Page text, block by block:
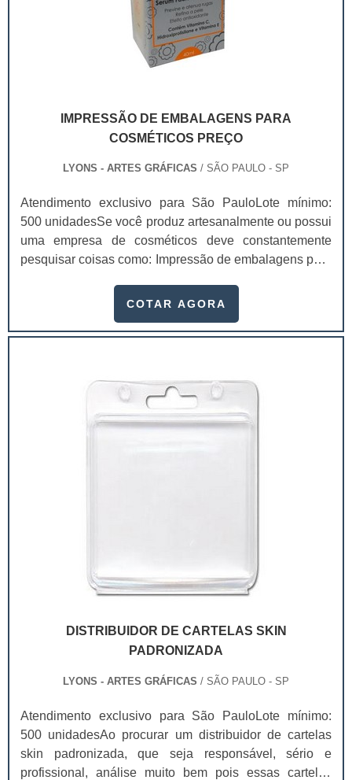
IMPRESSÃO DE EMBALAGENS PARA
COSMÉTICOS PREÇO
LYONS - ARTES GRÁFICAS / SÃO PAULO - SP
Atendimento exclusivo para São PauloLote mínimo:
500 unidadesSe você produz artesanalmente ou possui
uma empresa de cosméticos deve constantemente
pesquisar coisas como: Impressão de embalagens para
um investimento necessário para quem está no
extremamente competitivo, assim, as embalagens
COTAR AGORA
DISTRIBUIDOR DE CARTELAS SKIN
PADRONIZADA
LYONS - ARTES GRÁFICAS / SÃO PAULO - SP
Atendimento exclusivo para São PauloLote mínimo:
500 unidadesAo procurar um distribuidor de cartelas
skin padronizada, que seja responsável, sério e
profissional, análise muito bem pois essas cartelas